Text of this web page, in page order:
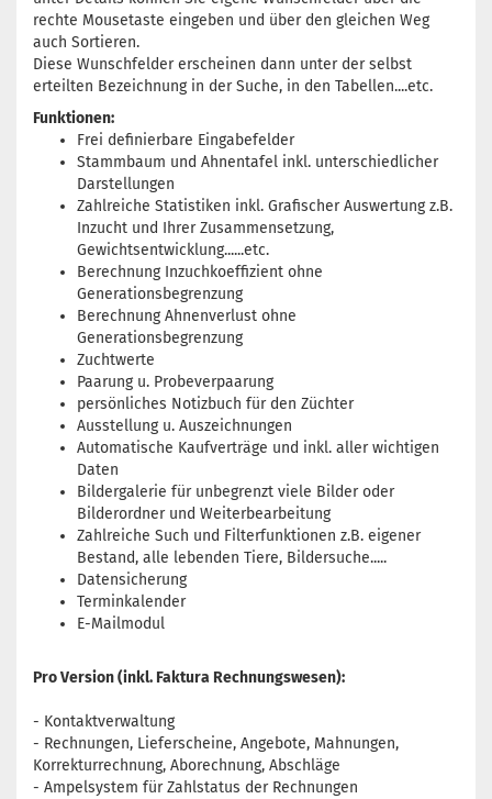
rechte Mousetaste eingeben und über den gleichen Weg
auch Sortieren.
Diese Wunschfelder erscheinen dann unter der selbst
erteilten Bezeichnung in der Suche, in den Tabellen....etc.
Funktionen:
Frei definierbare Eingabefelder
Stammbaum und Ahnentafel inkl. unterschiedlicher
Darstellungen
Zahlreiche Statistiken inkl. Grafischer Auswertung z.B.
Inzucht und Ihrer Zusammensetzung,
Gewichtsentwicklung......etc.
Berechnung Inzuchkoeffizient ohne
Generationsbegrenzung
Berechnung Ahnenverlust ohne
Generationsbegrenzung
Zuchtwerte
Paarung u. Probeverpaarung
persönliches Notizbuch für den Züchter
Ausstellung u. Auszeichnungen
Automatische Kaufverträge und inkl. aller wichtigen
Daten
Bildergalerie für unbegrenzt viele Bilder oder
Bilderordner und Weiterbearbeitung
Zahlreiche Such und Filterfunktionen z.B. eigener
Bestand, alle lebenden Tiere, Bildersuche.....
Datensicherung
Terminkalender
E-Mailmodul
Pro Version (inkl. Faktura Rechnungswesen):
- Kontaktverwaltung
- Rechnungen, Lieferscheine, Angebote, Mahnungen,
Korrekturrechnung, Aborechnung, Abschläge
- Ampelsystem für Zahlstatus der Rechnungen